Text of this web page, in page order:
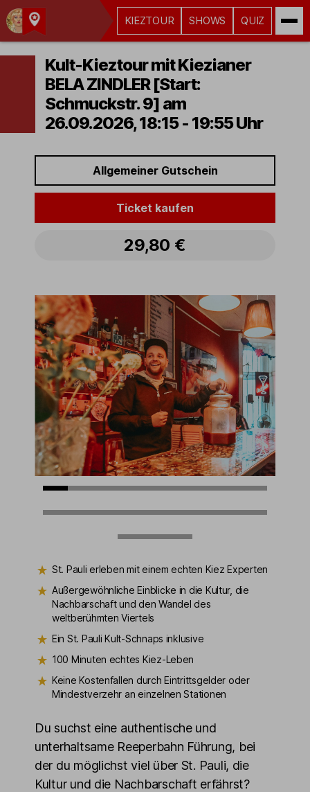
Kult-
Kieztouren
Hamburg
KIEZTOUR SHOWS QUIZ
Kult-Kieztour mit Kiezianer
BELA ZINDLER [Start:
Schmuckstr. 9] am
26.09.2026, 18:15 - 19:55 Uhr
Allgemeiner Gutschein
Ticket kaufen
29,80 €
St. Pauli erleben mit einem echten Kiez Experten
Außergewöhnliche Einblicke in die Kultur, die
Nachbarschaft und den Wandel des
weltberühmten Viertels
Ein St. Pauli Kult-Schnaps inklusive
100 Minuten echtes Kiez-Leben
Keine Kostenfallen durch Eintrittsgelder oder
Mindestverzehr an einzelnen Stationen
Du suchst eine authentische und
unterhaltsame Reeperbahn Führung, bei
der du möglichst viel über St. Pauli, die
Kultur und die Nachbarschaft erfährst?